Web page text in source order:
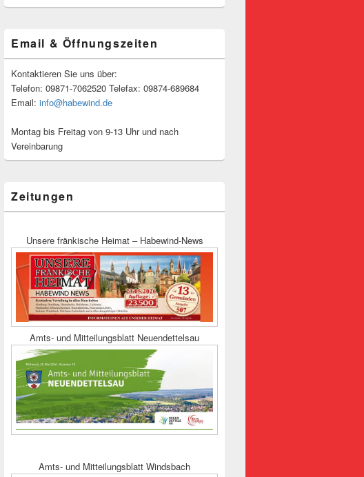
Email & Öffnungszeiten
Kontaktieren Sie uns über:
Telefon: 09871-7062520 Telefax: 09874-689684
Email: info@habewind.de
Montag bis Freitag von 9-13 Uhr und nach
Vereinbarung
Zeitungen
Unsere fränkische Heimat – Habewind-News
Amts- und Mitteilungsblatt Neuendettelsau
Amts- und Mitteilungsblatt Windsbach